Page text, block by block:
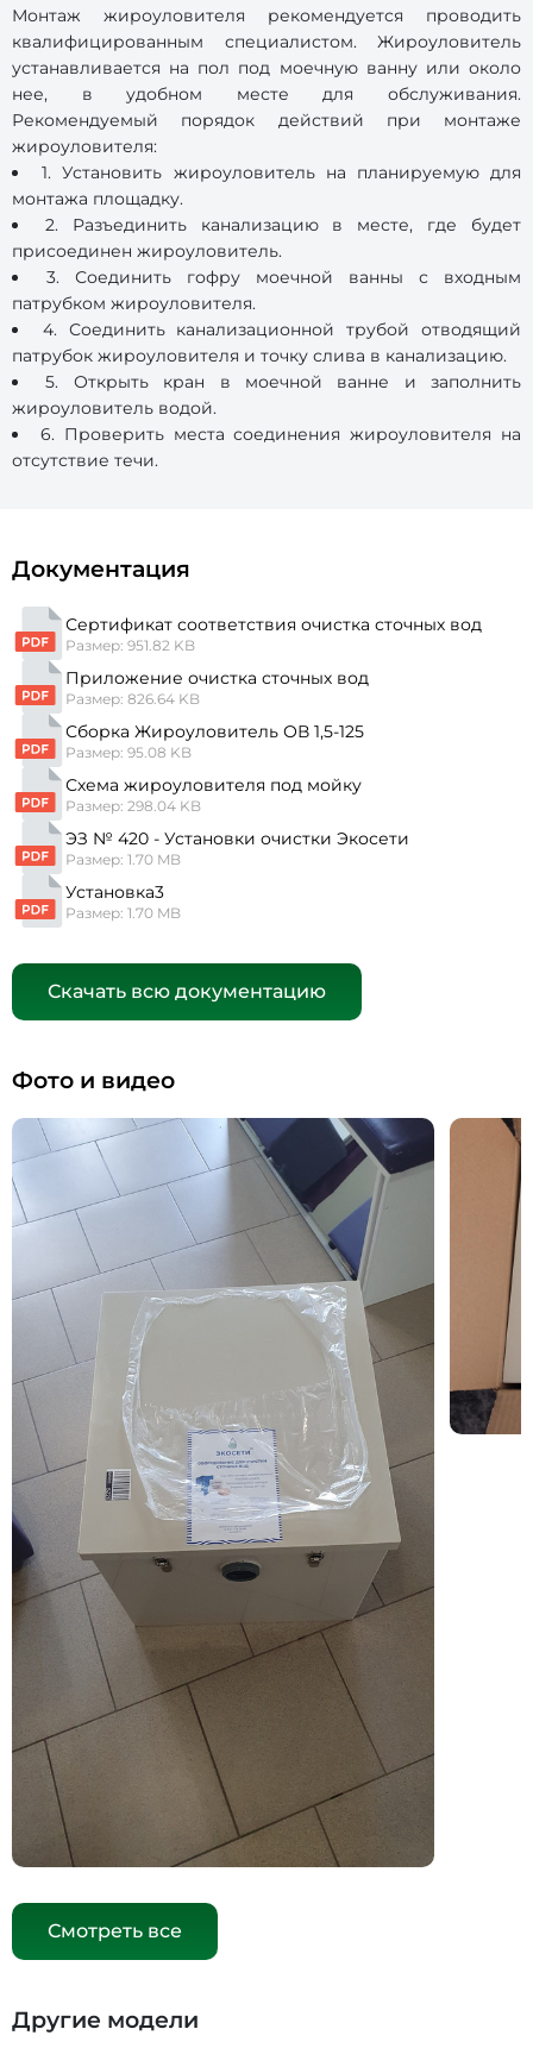
Монтаж жироуловителя рекомендуется проводить
квалифицированным специалистом. Жироуловитель
устанавливается на пол под моечную ванну или около
нее, в удобном месте для обслуживания.
Рекомендуемый порядок действий при монтаже
жироуловителя:
1. Установить жироуловитель на планируемую для
монтажа площадку.
2. Разъединить канализацию в месте, где будет
присоединен жироуловитель.
3. Соединить гофру моечной ванны с входным
патрубком жироуловителя.
4. Соединить канализационной трубой отводящий
патрубок жироуловителя и точку слива в канализацию.
5. Открыть кран в моечной ванне и заполнить
жироуловитель водой.
6. Проверить места соединения жироуловителя на
отсутствие течи.
Документация
Сертификат соответствия очистка сточных вод
Размер: 951.82 KB
Приложение очистка сточных вод
Размер: 826.64 KB
Сборка Жироуловитель ОВ 1,5-125
Размер: 95.08 KB
Схема жироуловителя под мойку
Размер: 298.04 KB
ЭЗ № 420 - Установки очистки Экосети
Размер: 1.70 MB
Установка3
Размер: 1.70 MB
Скачать всю документацию
Фото и видео
Смотреть все
Другие модели